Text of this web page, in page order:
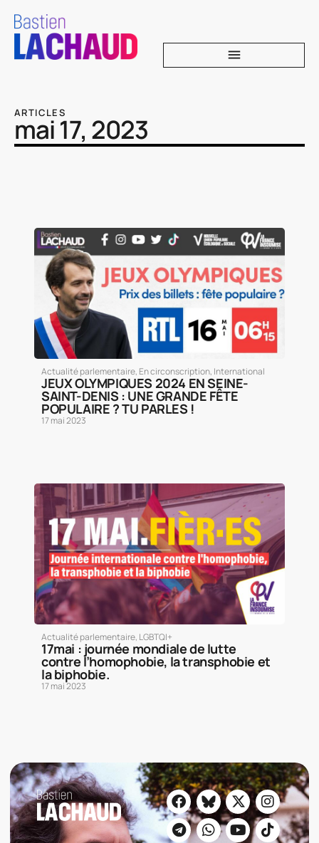
ARTICLES
mai 17, 2023
Actualité parlementaire, En circonscription, International
JEUX OLYMPIQUES 2024 EN SEINE-
SAINT-DENIS : UNE GRANDE FÊTE
POPULAIRE ? TU PARLES !
17 mai 2023
Actualité parlementaire, LGBTQI+
17mai : journée mondiale de lutte
contre l’homophobie, la transphobie et
la biphobie.
17 mai 2023